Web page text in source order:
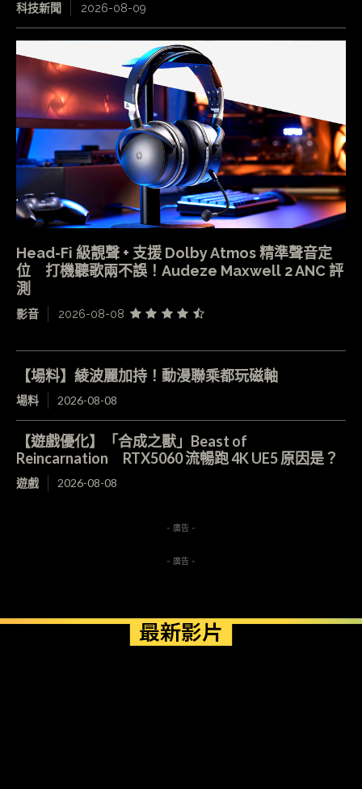
科技新聞 2026-08-09
Head-Fi 級靚聲 + 支援 Dolby Atmos 精準聲音定
位 打機聽歌兩不誤！Audeze Maxwell 2 ANC 評
測
影音 2026-08-08
【場料】綾波麗加持！動漫聯乘都玩磁軸
場料 2026-08-08
【遊戲優化】「合成之獸」Beast of
Reincarnation RTX5060 流暢跑 4K UE5 原因是？
遊戲 2026-08-08
- 廣告 -
- 廣告 -
最新影片